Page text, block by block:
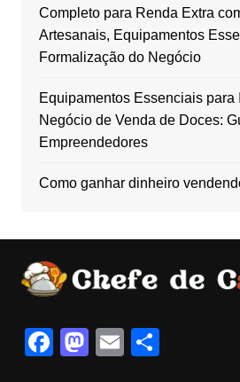
Completo para Renda Extra
Artesanais, Equipamentos
Formalização do Negócio
Equipamentos Essenciais para
Negócio de Venda de Doces:
Empreendedores
Como ganhar dinheiro
F
M
E